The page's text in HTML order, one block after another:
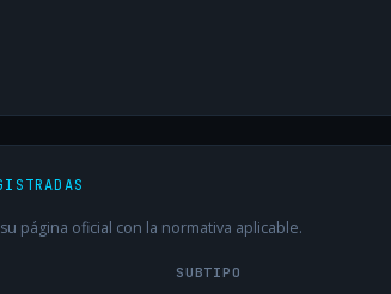
página oficial con la normativa aplicable.
SUBTIPO